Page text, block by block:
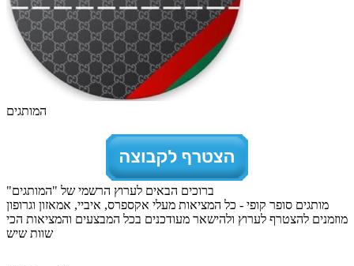
המותגים
ברוכים הבאים לערוץ הרשמי של "המותגים"
מותגים סופר קופי - כל המציאות מעלי אקספרס, איביי, אמאזון וגרופון
מוזמנים להצטרף לערוץ ולהישאר מעודכנים בכל המבצעים והמציאות הכי
שוות שיש